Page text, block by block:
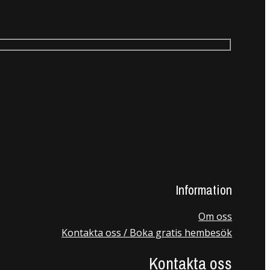
Information
Om oss
Kontakta oss / Boka gratis hembesök
Kontakta oss